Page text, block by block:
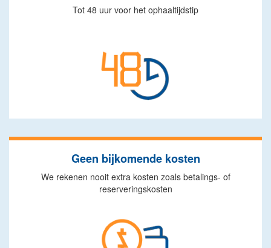
Tot 48 uur voor het ophaaltijdstip
Geen bijkomende kosten
We rekenen nooit extra kosten zoals betalings- of
reserveringskosten